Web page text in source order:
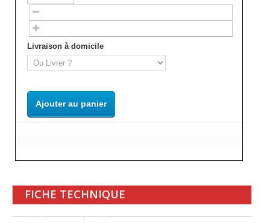
Livraison à domicile
Ajouter au panier
FICHE TECHNIQUE